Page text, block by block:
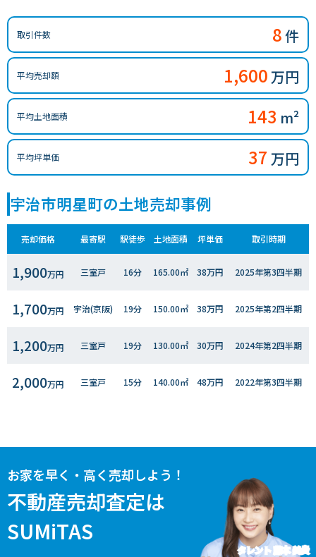
取引件数 8件
平均売却額 1,600 万円
平均土地面積 143 m²
平均坪単価 37 万円
宇治市明星町の土地売却事例
売却価格 最寄駅 駅徒歩 土地面積 坪単価 取引時期
1,900万円 三室戸 16分 165.00㎡ 38万円 2025年第3四半期
1,700万円 宇治(京阪) 19分 150.00㎡ 38万円 2025年第2四半期
1,200万円 三室戸 19分 130.00㎡ 30万円 2024年第2四半期
2,000万円 三室戸 15分 140.00㎡ 48万円 2022年第3四半期
1,300 万円 三室戸 20分 130.00㎡ 2021年第３四半期
1,300万円 三室戸 2020年第３四半期
お家を早く・高く売却しよう！
不動産売却査定は
SUMiTAS
タレント 藤本 美貴